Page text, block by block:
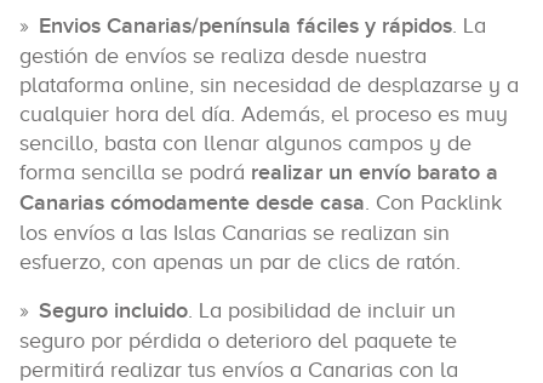
Envios Canarias/península fáciles y rápidos. La
gestión de envíos se realiza desde nuestra
plataforma online, sin necesidad de desplazarse y a
cualquier hora del día. Además, el proceso es muy
sencillo, basta con llenar algunos campos y de
forma sencilla se podrá realizar un envío barato a
Canarias cómodamente desde casa. Con Packlink
los envíos a las Islas Canarias se realizan sin
esfuerzo, con apenas un par de clics de ratón.
Seguro incluido. La posibilidad de incluir un
seguro por pérdida o deterioro del paquete te
permitirá realizar tus envíos a Canarias con la